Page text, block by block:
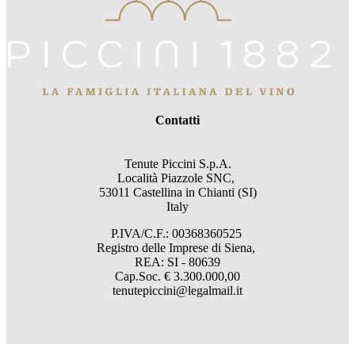
Contatti
Tenute Piccini S.p.A.
Località Piazzole SNC,
53011 Castellina in Chianti (SI)
Italy
P.IVA/C.F.: 00368360525
Registro delle Imprese di Siena,
REA: SI - 80639
Cap.Soc. € 3.300.000,00
tenutepiccini@legalmail.it